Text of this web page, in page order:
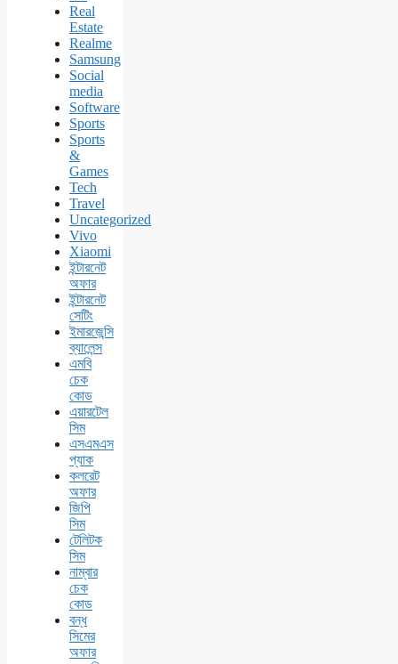
Real
Estate
Realme
Samsung
Social
media
Software
Sports
Sports
&
Games
Tech
Travel
Uncategorized
Vivo
Xiaomi
ইন্টারনেট
অফার
ইন্টারনেট
সেটিং
ইমারজেন্সি
ব্যালেন্স
এমবি
চেক
কোড
এয়ারটেল
সিম
এসএমএস
প্যাক
কলরেট
অফার
জিপি
সিম
টেলিটক
সিম
নাম্বার
চেক
কোড
বন্ধ
সিমের
অফার